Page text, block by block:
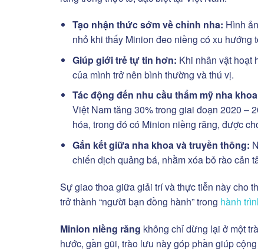
Tạo nhận thức sớm về chỉnh nha: Hình
nhỏ khi thấy Minion đeo niềng có xu hướng
Giúp giới trẻ tự tin hơn: Khi nhân vật hoạt
của mình trở nên bình thường và thú vị.
Tác động đến nhu cầu thẩm mỹ nha
Việt Nam tăng 30% trong giai đoạn 2020 –
hóa, trong đó có Minion niềng răng, được
Gắn kết giữa nha khoa và truyền thông:
chiến dịch quảng bá, nhằm xóa bỏ rào cản
Sự giao thoa giữa giải trí và thực tiễn này cho
trở thành “người bạn đồng hành” trong hành
Minion niềng răng không chỉ dừng lại ở một
hước, gần gũi, trào lưu này góp phần giúp